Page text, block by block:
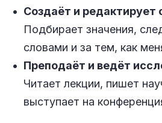
Создаёт и редактирует
Подбирает значения,
словами и за тем, как
Преподаёт и ведёт
Читает лекции, пишет
выступает на